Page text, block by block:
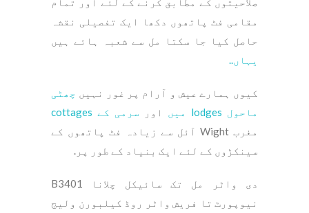
مقامی فٹ پاتھوں دکھا ایک تفصیلی نقشہ
حاصل کیا جا سکتا مل سے شعبہ ہائے ہیں
یہاں..
کیوں ہمارے عیش و آرام پر غور نہیں چھٹی
ماحول lodges میں
اور سرمی کے cottages
مغرب Wight آئل سے زیادہ فٹ پاتھوں کے
سینکڑوں کے لئے ایک بنیاد کے طور پر.
دی واٹر مل تک سائیکل چلانا B3401
نیوپورٹ تا فریش واٹر روڈ کیلبورن ولیج